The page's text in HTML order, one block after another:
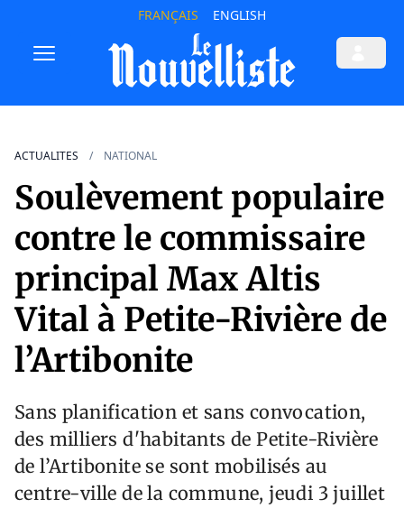
FRANÇAIS ENGLISH
ACTUALITES NATIONAL
Soulèvement populaire
contre le commissaire
principal Max Altis
Vital à Petite-Rivière de
l’Artibonite
Sans planification et sans convocation,
des milliers d'habitants de Petite-Rivière
de l’Artibonite se sont mobilisés au
centre-ville de la commune, jeudi 3 juillet